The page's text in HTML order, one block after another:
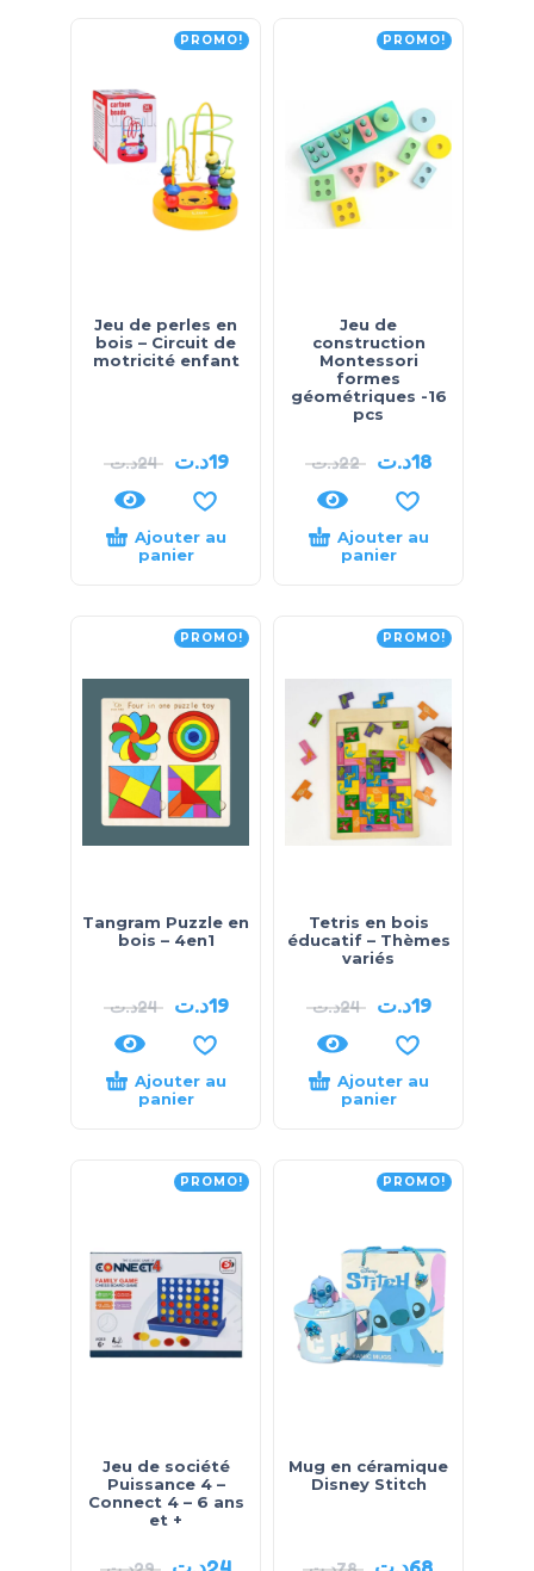
PROMO!
Jeu de perles en
bois – Circuit de
motricité enfant
24د.ت 19د.ت
Ajouter au
panier
PROMO!
Jeu de
construction
Montessori
formes
géométriques -16
pcs
22د.ت 18د.ت
Ajouter au
panier
PROMO!
Tangram Puzzle en
bois – 4en1
24د.ت 19د.ت
Ajouter au
panier
PROMO!
Tetris en bois
éducatif – Thèmes
variés
24د.ت 19د.ت
Ajouter au
panier
PROMO!
Jeu de société
Puissance 4 –
Connect 4 – 6 ans
et +
PROMO!
Mug en céramique
Disney Stitch